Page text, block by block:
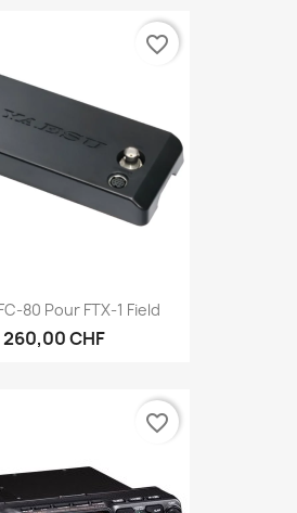
80 Pour FTX-1 Field
260,00 CHF
favorite_border
favorite_border